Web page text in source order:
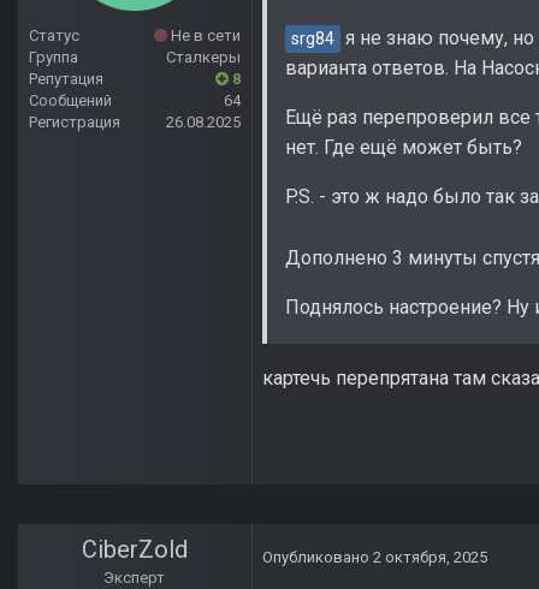
Статус
Не в сети
Группа
Сталкеры
Репутация
8
Сообщений
64
Регистрация
26.08.2025
srg84 я не знаю почему, но
варианта ответов. На
Ещё раз перепроверил все
нет. Где ещё может быть?
P.S. - это ж надо было так
Дополнено 3 минуты спустя
Поднялось настроение? Ну
картечь перепрятана там
CiberZold
Эксперт
Опубликовано 2 октября, 2025